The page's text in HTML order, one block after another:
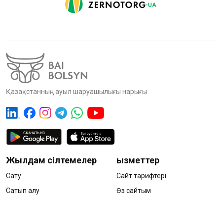
Қазақстанның ауыл шаруашылығы нарығы
Жылдам сілтемелер
Сату
Сатып алу
Қызметтер
Сайт тарифтері
Өз сайтым